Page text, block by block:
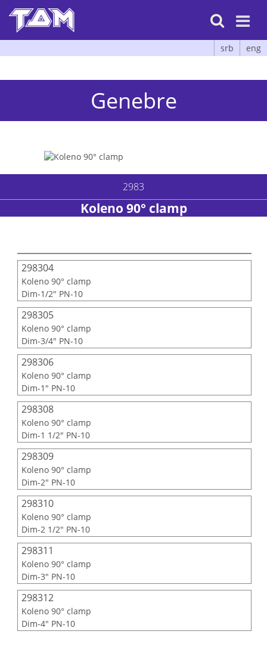

srb eng
Genebre
2983
Koleno 90° clamp
298304
Koleno 90° clamp
Dim-1/2" PN-10
298305
Koleno 90° clamp
Dim-3/4" PN-10
298306
Koleno 90° clamp
Dim-1" PN-10
298308
Koleno 90° clamp
Dim-1 1/2" PN-10
298309
Koleno 90° clamp
Dim-2" PN-10
298310
Koleno 90° clamp
Dim-2 1/2" PN-10
298311
Koleno 90° clamp
Dim-3" PN-10
298312
Koleno 90° clamp
Dim-4" PN-10